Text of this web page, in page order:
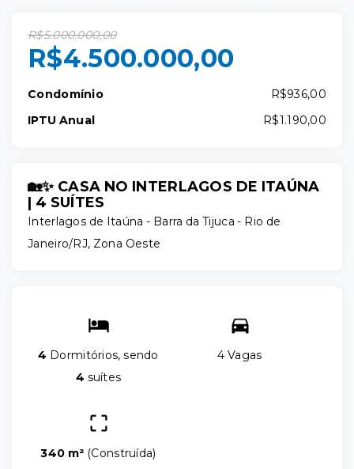
R$5.000.000,00
R$4.500.000,00
Condomínio
R$936,00
IPTU Anual
R$1.190,00
🏡✨ CASA NO INTERLAGOS DE ITAÚNA
| 4 SUÍTES
Interlagos de Itaúna - Barra da Tijuca - Rio de
Janeiro/RJ, Zona Oeste
4 Dormitórios, sendo
4 suítes
4 Vagas
340 m² (Construída)